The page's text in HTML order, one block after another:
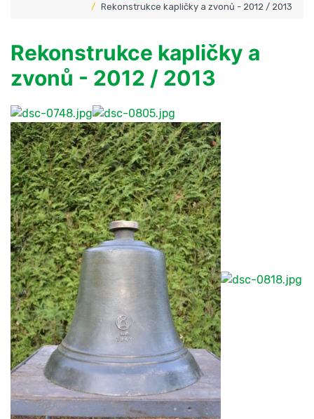
Rekonstrukce kapličky a zvonů - 2012 / 2013
Rekonstrukce kapličky a
zvonů - 2012 / 2013